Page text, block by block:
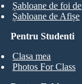
Pentru Studenti
Clasa mea
Photos For Class
Șabloane de foi
Șabloane de Afișe